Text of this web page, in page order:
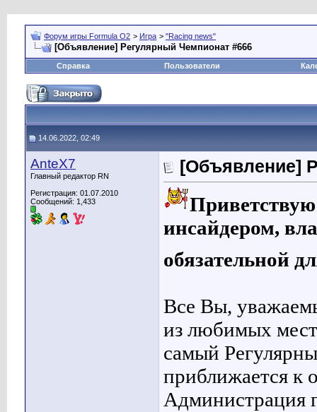
Форум игры Formula O2 > Игра > "Racing news"
[Объявление] Регулярный Чемпионат #666
Справка Пользователи
14.06.2022, 02:49
AnteX7
Главный редактор RN
Регистрация: 01.07.2010
Сообщений: 1,433
[Объявление]
инсайдером,
обязательной
Все Вы,
из любимых мест
самый
приближается к
Администрация